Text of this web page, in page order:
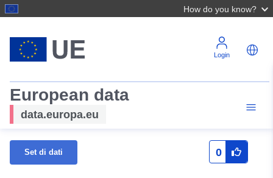
How do you know?
Login
European data
data.europa.eu
Set di dati 0